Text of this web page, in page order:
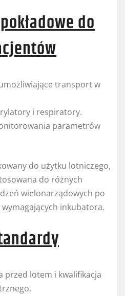
do
transport w
i respiratory.
parametrów
do użytku lotniczego,
do różnych
wielonarządowych po
inkubatora.
przed lotem i kwalifikacja